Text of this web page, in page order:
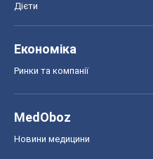
Дієти
Економіка
Ринки та компанії
MedOboz
Новини медицини